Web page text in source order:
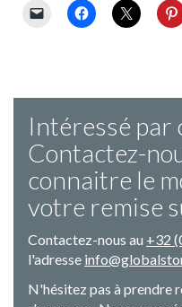
Intéressé par
Contactez-
connaitre le
votre remise
Contactez-nous au +32
l'adresse
N'hésitez pas à prendre